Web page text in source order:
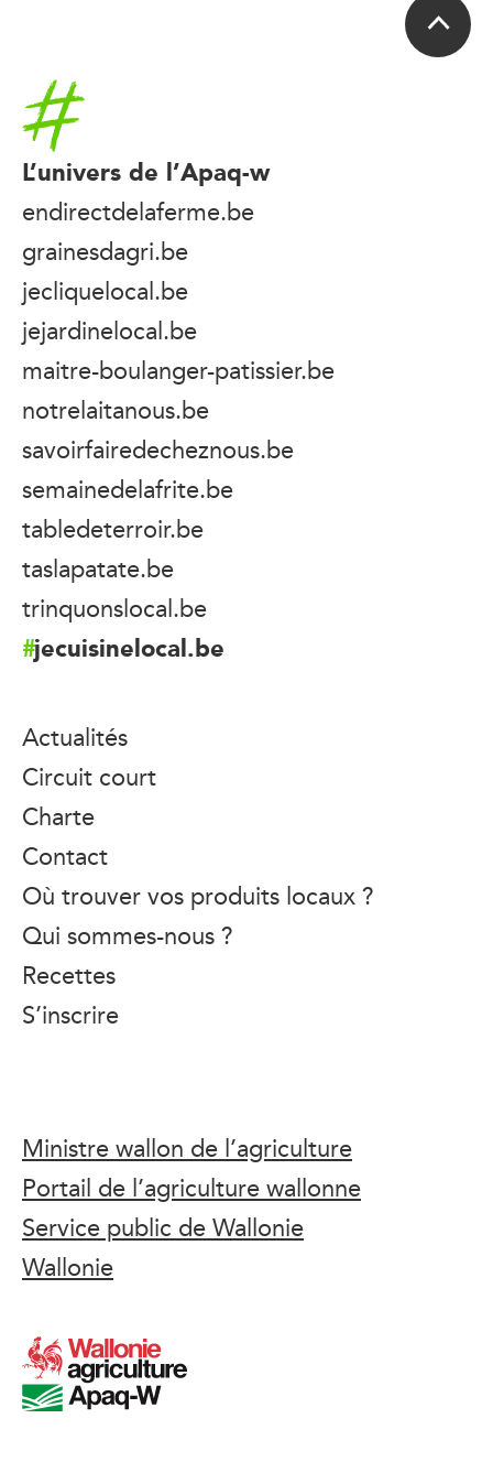
Accueil
L’univers de l’Apaq-w
endirectdelaferme.be
grainesdagri.be
jecliquelocal.be
jejardinelocal.be
maitre-boulanger-patissier.be
notrelaitanous.be
savoirfairedecheznous.be
semainedelafrite.be
tabledeterroir.be
taslapatate.be
trinquonslocal.be
jecuisinelocal.be
Actualités
Circuit court
Charte
Contact
Où trouver vos produits locaux ?
Qui sommes-nous ?
Recettes
S’inscrire
Ministre wallon de l’agriculture
Portail de l’agriculture wallonne
Service public de Wallonie
Wallonie